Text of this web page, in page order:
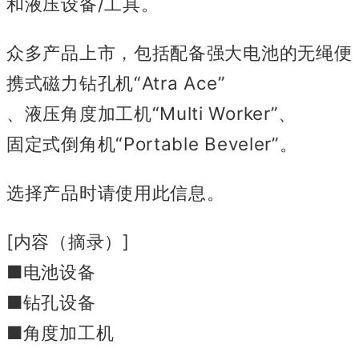
众多产品上市，包括配备强大电池的无绳便
携式磁力钻孔机“Atra Ace”
、液压角度加工机“Multi Worker”、
固定式倒角机“Portable Beveler”。
选择产品时请使用此信息。
[内容（摘录）]
■电池设备
■钻孔设备
■角度加工机